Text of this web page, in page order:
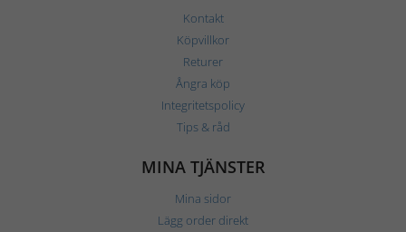
Kontakt
Köpvillkor
Returer
Ångra köp
Integritetspolicy
Tips & råd
MINA TJÄNSTER
Mina sidor
Lägg order direkt